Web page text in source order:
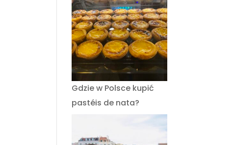
Gdzie w Polsce kupić
pastéis de nata?